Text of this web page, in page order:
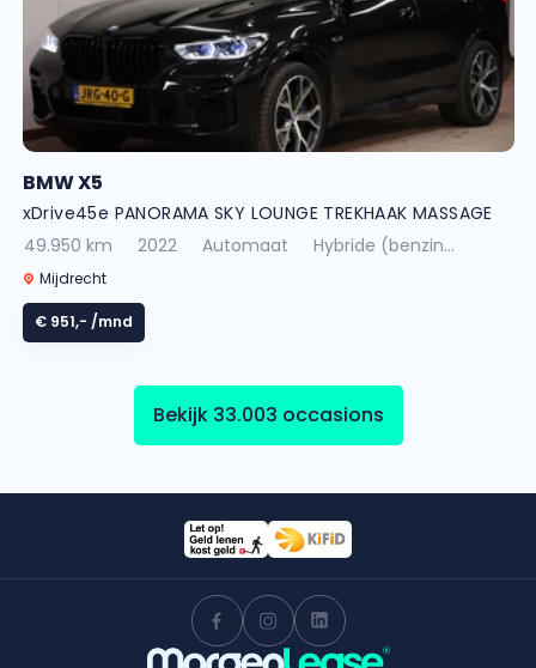
BMW X5
xDrive45e PANORAMA SKY LOUNGE TREKHAAK MASSAGE
49.950 km
2022 Automaat Hybride (benzin...
Mijdrecht
€ 951,- /mnd
Bekijk 33.003 occasions